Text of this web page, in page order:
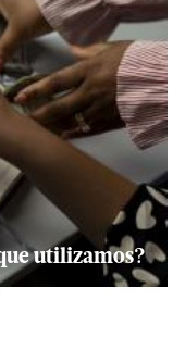
utilizamos?